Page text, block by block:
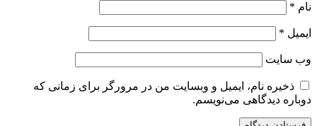
نام *
ایمیل *
وب‌ سایت
ذخیره نام، ایمیل و وبسایت من در مرورگر برای زمانی که
دوباره دیدگاهی می‌نویسم.